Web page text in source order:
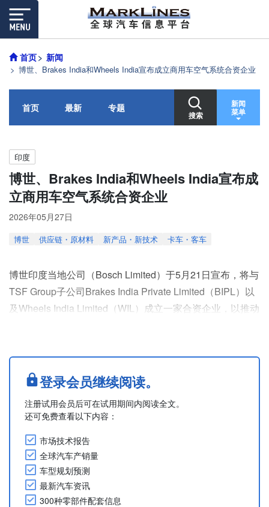
首页 新闻
博世、Brakes India和Wheels India宣布成立商用车空气系统合资企业
首页 最新 专题
搜索
新闻
菜单
印度
博世、Brakes India和Wheels India宣布成
立商用车空气系统合资企业
2026年05月27日
博世 供应链・原材料 新产品・新技术 卡车・客车
博世印度当地公司（Bosch Limited）于5月21日宣布，将与
TSF Group子公司Brakes India Private Limited（BIPL）以
及Wheels India Limited（WIL）成立一家合资企业，以推动
组建，力争在获得所有监管批准后，到2026年底开始运
营。
登录会员继续阅读。
注册试用会员后可在试用期间内阅读全文。
还可免费查看以下内容：
市场技术报告
全球汽车产销量
车型规划预测
最新汽车资讯
300种零部件配套信息